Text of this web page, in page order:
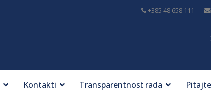
+385 48 658 111
Kontakti Transparentnost rada